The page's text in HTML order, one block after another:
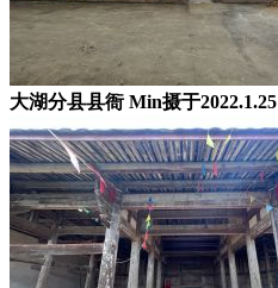
大湖分县县衙 Min摄于2022.1.25